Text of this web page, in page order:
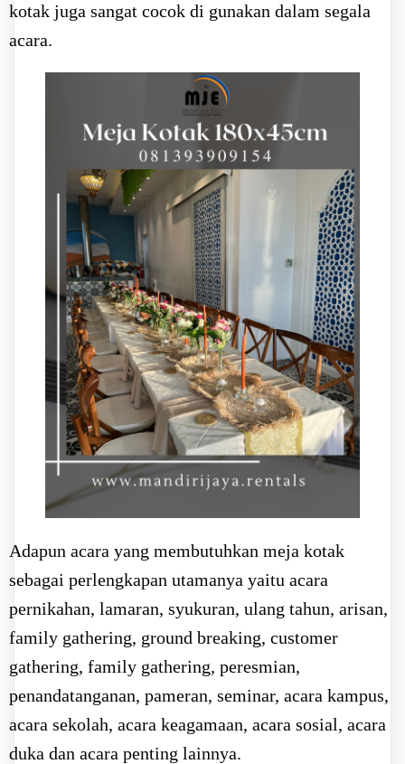
kotak juga sangat cocok di gunakan dalam segala
acara.
Adapun acara yang membutuhkan meja kotak
sebagai perlengkapan utamanya yaitu acara
pernikahan, lamaran, syukuran, ulang tahun, arisan,
family gathering, ground breaking, customer
gathering, family gathering, peresmian,
penandatanganan, pameran, seminar, acara kampus,
acara sekolah, acara keagamaan, acara sosial, acara
duka dan acara penting lainnya.